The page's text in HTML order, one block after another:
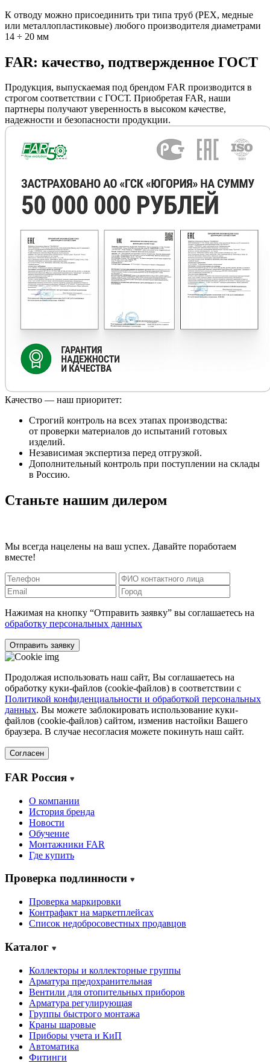
К отводу можно присоединить три типа труб (РЕХ, медные
или металлопластиковые) любого производителя диаметрами
14 ÷ 20 мм
FAR: качество, подтвержденное ГОСТ
Продукция, выпускаемая под брендом FAR производится в
строгом соответствии с ГОСТ. Приобретая FAR, наши
партнеры получают уверенность в высоком качестве,
надежности и безопасности продукции.
Качество — наш приоритет:
Строгий контроль на всех этапах производства:
от проверки материалов до испытаний готовых
изделий.
Независимая экспертиза перед отгрузкой.
Дополнительный контроль при поступлении на склады
в Россию.
Станьте нашим дилером
Мы всегда нацелены на ваш успех. Давайте поработаем
вместе!
Нажимая на кнопку “Отправить заявку” вы соглашаетесь на
обработку персональных данных
Отправить заявку
Продолжая использовать наш сайт, Вы соглашаетесь на
обработку куки-файлов (cookie-файлов) в соответствии с
Политикой конфиденциальности и обработкой персональных
данных. Вы можете заблокировать использование куки-
файлов (cookie-файлов) сайтом, изменив настойки Вашего
браузера. В случае несогласия можете покинуть наш сайт.
Согласен
FAR Россия
О компании
История бренда
Новости
Обучение
Монтажники FAR
Где купить
Проверка подлинности
Проверка маркировки
Контрафакт на маркетплейсах
Cписок недобросовестных продавцов
Каталог
Коллекторы и коллекторные группы
Арматура предохранительная
Вентили для отопительных приборов
Арматура регулирующая
Группы быстрого монтажа
Краны шаровые
Приборы учета и КиП
Автоматика
Фитинги